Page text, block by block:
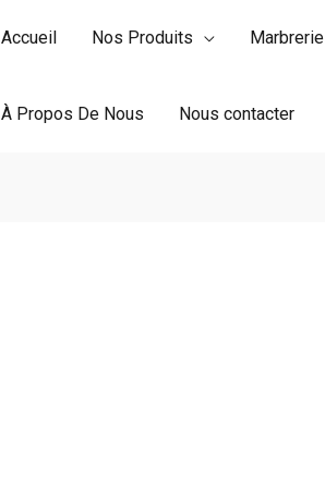
Accueil Nos Produits Marbrerie
À Propos De Nous Nous contacter